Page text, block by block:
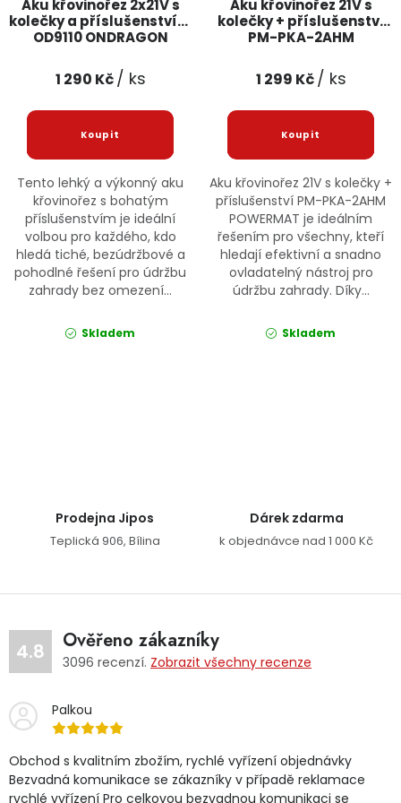
Aku křovinořez 2x21V s
kolečky a příslušenstvím
OD9110 ONDRAGON
1 290 Kč/ ks
Tento lehký a výkonný aku
křovinořez s bohatým
příslušenstvím je ideální
volbou pro každého, kdo
hledá tiché, bezúdržbové a
pohodlné řešení pro údržbu
zahrady bez omezení...
Skladem
Aku křovinořez 21V s
kolečky + příslušenství
PM-PKA-2AHM
1 299 Kč/ ks
Aku křovinořez 21V s kolečky +
příslušenství PM-PKA-2AHM
POWERMAT je ideálním
řešením pro všechny, kteří
hledají efektivní a snadno
ovladatelný nástroj pro
údržbu zahrady. Díky...
Skladem
Prodejna Jipos
Teplická 906, Bílina
Dárek zdarma
k objednávce nad 1 000 Kč
4.8 Ověřeno zákazníky
3096 recenzí. Zobrazit všechny recenze
Palkou
Obchod s kvalitním zbožím, rychlé vyřízení objednávky
Bezvadná komunikace se zákazníky v případě reklamace
rychlé vyřízení Pro celkovou bezvadnou komunikaci se